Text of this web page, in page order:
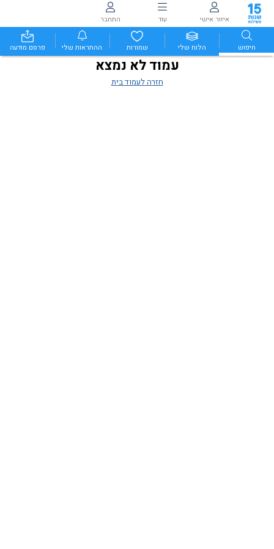
איזור אישי עוד התחבר
חיפוש הלוח שלי שמורות ההתראות שלי פרסם מודעה
עמוד לא נמצא
חזרה לעמוד בית